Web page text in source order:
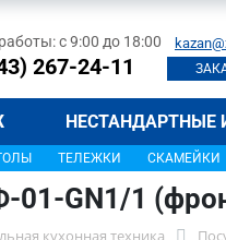
с 9:00 до 18:00
267-24-11
НЕСТАНДАРТНЫЕ
ТЕЛЕЖКИ СКАМЕЙКИ
GN1/1
кухонная техника